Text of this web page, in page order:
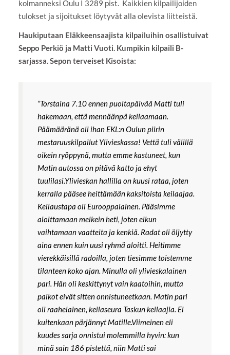
kolmanneksi Oulu I 3289 pist. Kaikkien kilpailijoiden
tulokset ja sijoitukset löytyvät alla olevista liitteistä.
Haukiputaan Eläkkeensaajista kilpailuihin osallistuivat
Seppo Perkiö ja Matti Vuoti. Kumpikin kilpaili B-
sarjassa. Sepon terveiset Kisoista:
”Torstaina 7.10 ennen puoltapäivää Matti tuli
hakemaan, että mennäänpä keilaamaan.
Päämääränä oli ihan EKL:n Oulun piirin
mestaruuskilpailut Ylivieskassa! Vettä tuli välillä
oikein ryöppynä, mutta emme kastuneet, kun
Matin autossa on pitävä katto ja ehyt
tuulilasi.Ylivieskan hallilla on kuusi rataa, joten
kerralla pääsee heittämään kaksitoista keilaajaa.
Keilaustapa oli Eurooppalainen. Pääsimme
aloittamaan melkein heti, joten eikun
vaihtamaan vaatteita ja kenkiä. Radat oli öljytty
aina ennen kuin uusi ryhmä aloitti. Heitimme
vierekkäisillä radoilla, joten tiesimme toistemme
tilanteen koko ajan. Minulla oli ylivieskalainen
pari. Hän oli keskittynyt vain kaatoihin, mutta
paikot eivät sitten onnistuneetkaan. Matin pari
oli raahelainen, keilaseura Taskun keilaajia. Ei
kuitenkaan pärjännyt Matille.Viimeinen eli
kuudes sarja onnistui molemmilla hyvin: kun
minä sain 186 pistettä, niin Matti sai